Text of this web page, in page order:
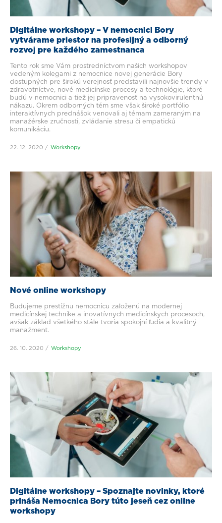
Digitálne workshopy – V nemocnici Bory
vytvárame priestor na profesijný a odborný
rozvoj pre každého zamestnanca
Tento rok sme Vám prostredníctvom našich workshopov
vedeným kolegami z nemocnice novej generácie Bory
dostupných pre širokú verejnosť predstavili najnovšie trendy v
zdravotníctve, nové medicínske procesy a technológie, ktoré
budú v nemocnici a tiež jej pripravenosť na vysokovirulentnú
nákazu. Okrem odborných tém sme však široké portfólio
interaktívnych prednášok venovali aj témam zameraným na
manažérske zručnosti, zvládanie stresu či empatickú
komunikáciu.
22. 12. 2020 Workshopy
Nové online workshopy
Budujeme prestížnu nemocnicu založenú na modernej
medicínskej technike a inovatívnych medicínskych procesoch,
avšak základ všetkého stále tvoria spokojní ľudia a kvalitný
manažment.
26. 10. 2020 Workshopy
Digitálne workshopy – Spoznajte novinky, ktoré
prináša Nemocnica Bory túto jeseň cez online
workshopy